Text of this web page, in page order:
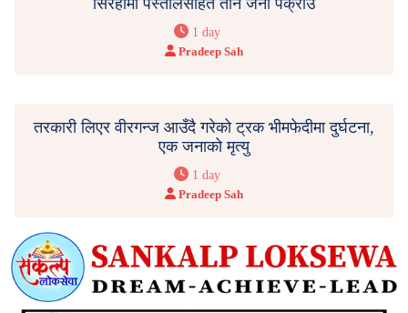
1 day
Pradeep Sah
तरकारी लिएर वीरगन्ज आउँदै गरेको ट्रक भीमफेदीमा दुर्घटना,
एक जनाको मृत्यु
1 day
Pradeep Sah